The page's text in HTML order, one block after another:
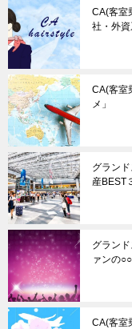
CA(客室
社・外
CA(客室
メ」
グラン
産BEST
グラン
ァンの
CA(客室